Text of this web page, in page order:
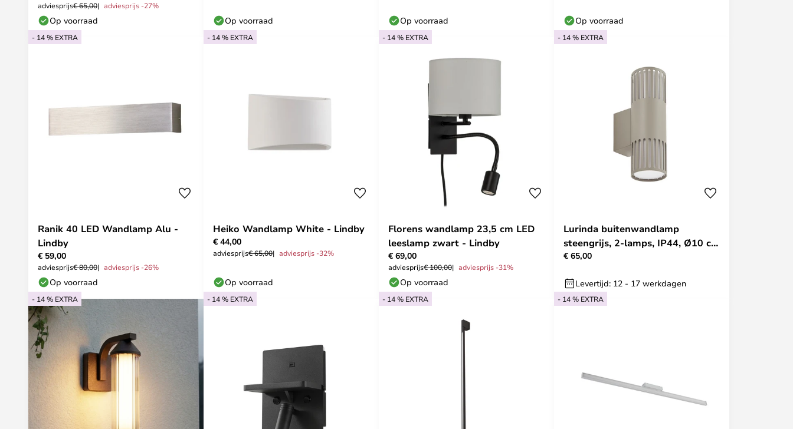
adviesprijs€ 65,00 adviesprijs -27%
Op voorraad Op voorraad Op voorraad Op voorraad
- 14 % EXTRA
Ranik 40 LED Wandlamp Alu -
Lindby
€ 59,00
adviesprijs€ 80,00 adviesprijs -26%
Op voorraad
- 14 % EXTRA
Heiko Wandlamp White - Lindby
€ 44,00
adviesprijs€ 65,00 adviesprijs -32%
Op voorraad
- 14 % EXTRA
Florens wandlamp 23,5 cm LED
leeslamp zwart - Lindby
€ 69,00
adviesprijs€ 100,00 adviesprijs -31%
Op voorraad
- 14 % EXTRA
Lurinda buitenwandlamp
steengrijs, 2-lamps, IP44, Ø10 cm
- Lindby
€ 65,00
Levertijd: 12 - 17 werkdagen
- 14 % EXTRA - 14 % EXTRA - 14 % EXTRA - 14 % EXTRA